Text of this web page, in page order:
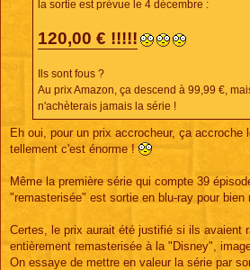
la sortie est prévue le 4 décembre :
120,00 € !!!!!
Ils sont fous ?
Au prix Amazon, ça descend à 99,99 €,
n'achèterais jamais la série !
Eh oui, pour un prix accrocheur, ça accroche
tellement c'est énorme !
Même la première série qui compte 39
"remasterisée" est sortie en blu-ray pour bien
Certes, le prix aurait été justifié si ils avaient
entièrement remasterisée à la "Disney",
On essaye de mettre en valeur la série par